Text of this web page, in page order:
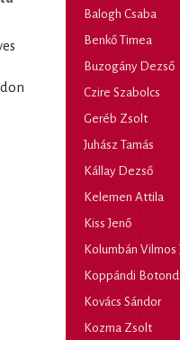
Balogh Csaba
Benkő Timea
Buzogány Dezső
Czire Szabolcs
Geréb Zsolt
Juhász Tamás
Kállay Dezső
Kelemen Attila
Kiss Jenő
Kolumbán Vilmos
Koppándi
Kovács Sándor
Kozma Zsolt